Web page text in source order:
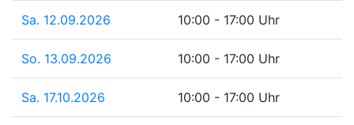
Sa. 12.09.2026 10:00 - 17:00 Uhr
So. 13.09.2026 10:00 - 17:00 Uhr
Sa. 17.10.2026 10:00 - 17:00 Uhr